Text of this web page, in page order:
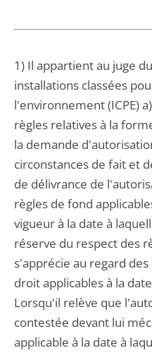
1) Il appartient au juge
installations classées
l'environnement (ICPE)
règles relatives à la
la demande
circonstances de fait et
de délivrance de
règles de fond
vigueur à la date à
réserve du respect des
s'apprécie au regard
droit applicables à la
Lorsqu'il relève que
contestée devant lui
applicable à la date à